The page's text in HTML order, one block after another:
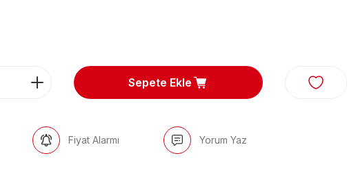
Sepete Ekle
Fiyat Alarmı Yorum Yaz